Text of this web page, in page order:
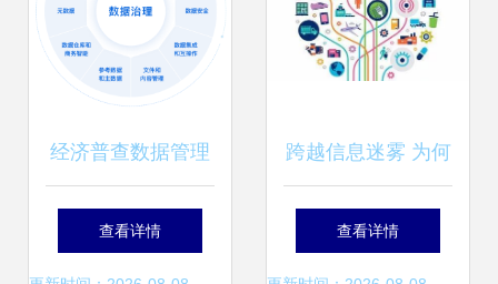
经济普查数据管理
系统与数据治理服
查看详情
跨越信息迷雾 为何
要在大数据时代重
查看详情